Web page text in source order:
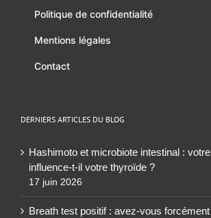
Politique de confidentialité
Mentions légales
Contact
DERNIERS ARTICLES DU BLOG
Hashimoto et microbiote intestinal :
influence-t-il votre thyroïde ?
17 juin 2026
Breath test positif : avez-vous